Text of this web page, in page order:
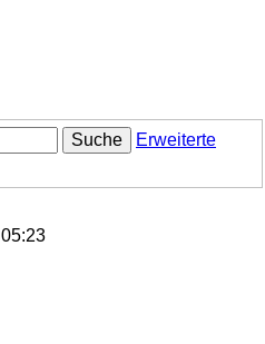
Suche
Erweiterte